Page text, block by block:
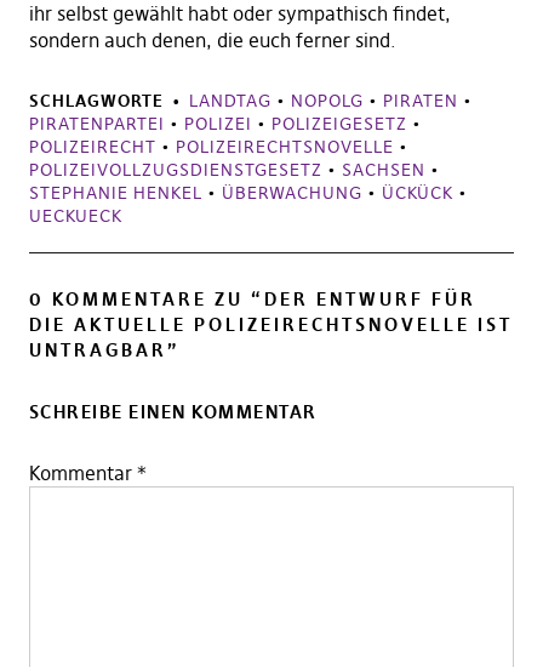
ihr selbst gewählt habt oder sympathisch findet,
sondern auch denen, die euch ferner sind.
SCHLAGWORTE LANDTAG • NOPOLG • PIRATEN •
PIRATENPARTEI • POLIZEI • POLIZEIGESETZ •
POLIZEIRECHT • POLIZEIRECHTSNOVELLE •
POLIZEIVOLLZUGSDIENSTGESETZ • SACHSEN •
STEPHANIE HENKEL • ÜBERWACHUNG • ÜCKÜCK •
UECKUECK
0 KOMMENTARE ZU “ DER ENTWURF FÜR
DIE AKTUELLE POLIZEIRECHTSNOVELLE IST
UNTRAGBAR”
SCHREIBE EINEN KOMMENTAR
Kommentar *